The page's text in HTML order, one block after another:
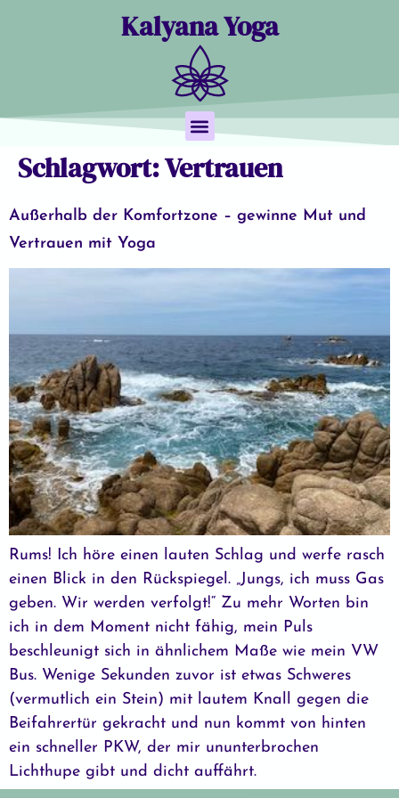
Kalyana Yoga
Schlagwort:Vertrauen
Außerhalb der Komfortzone – gewinne Mut und
Vertrauen mit Yoga
Rums! Ich höre einen lauten Schlag und werfe rasch
einen Blick in den Rückspiegel. „Jungs, ich muss Gas
geben. Wir werden verfolgt!“ Zu mehr Worten bin
ich in dem Moment nicht fähig, mein Puls
beschleunigt sich in ähnlichem Maße wie mein VW
Bus. Wenige Sekunden zuvor ist etwas Schweres
(vermutlich ein Stein) mit lautem Knall gegen die
Beifahrertür gekracht und nun kommt von hinten
ein schneller PKW, der mir ununterbrochen
Lichthupe gibt und dicht auffährt.